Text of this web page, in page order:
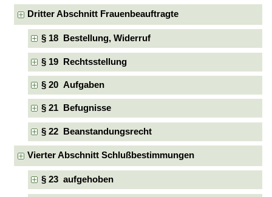
Dritter Abschnitt Frauenbeauftragte
§ 18 Bestellung, Widerruf
§ 19 Rechtsstellung
§ 20 Aufgaben
§ 21 Befugnisse
§ 22 Beanstandungsrecht
Vierter Abschnitt Schlußbestimmungen
§ 23 aufgehoben